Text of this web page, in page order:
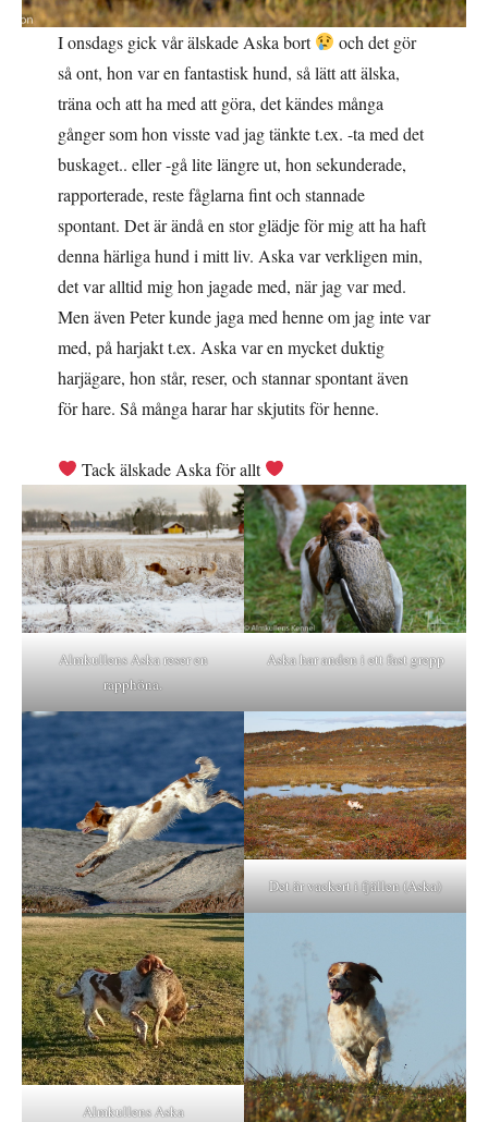
I onsdags gick vår älskade Aska bort
och det gör
så ont, hon var en fantastisk hund, så lätt att älska,
träna och att ha med att göra, det kändes många
gånger som hon visste vad jag tänkte t.ex. -ta med det
buskaget.. eller -gå lite längre ut, hon sekunderade,
rapporterade, reste fåglarna fint och stannade
spontant. Det är ändå en stor glädje för mig att ha haft
denna härliga hund i mitt liv. Aska var verkligen min,
det var alltid mig hon jagade med, när jag var med.
Men även Peter kunde jaga med henne om jag inte var
med, på harjakt t.ex. Aska var en mycket duktig
harjägare, hon står, reser, och stannar spontant även
för hare. Så många harar har skjutits för henne.
Tack älskade Aska för allt
Almkullens Aska reser en
rapphöna.
Aska har anden i ett fast grepp
Det är vackert i fjällen (Aska)
Almkullens Aska